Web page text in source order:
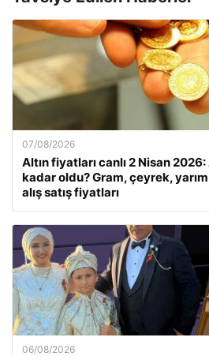
07/08/2026
Altın fiyatları canlı 2 Nisan
kadar oldu? Gram, çeyrek,
alış satış fiyatları
06/08/2026